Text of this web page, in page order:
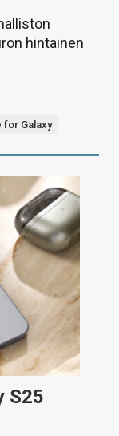
hintainen
for Galaxy
S25